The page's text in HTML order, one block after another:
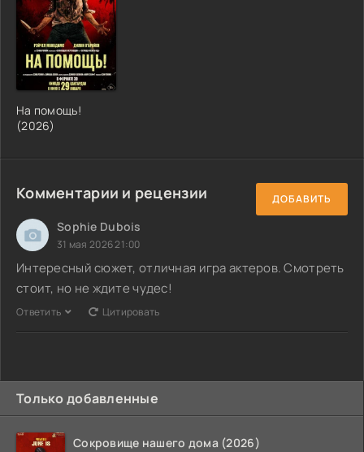
На помощь!
(2026)
Комментарии и рецензии ДОБАВИТЬ
Sophie Dubois
31 мая 2026 21:00
Интересный сюжет, отличная игра актеров. Смотреть
стоит, но не ждите чудес!
Ответить Цитировать
Только добавленные
Сокровище нашего дома (2026)